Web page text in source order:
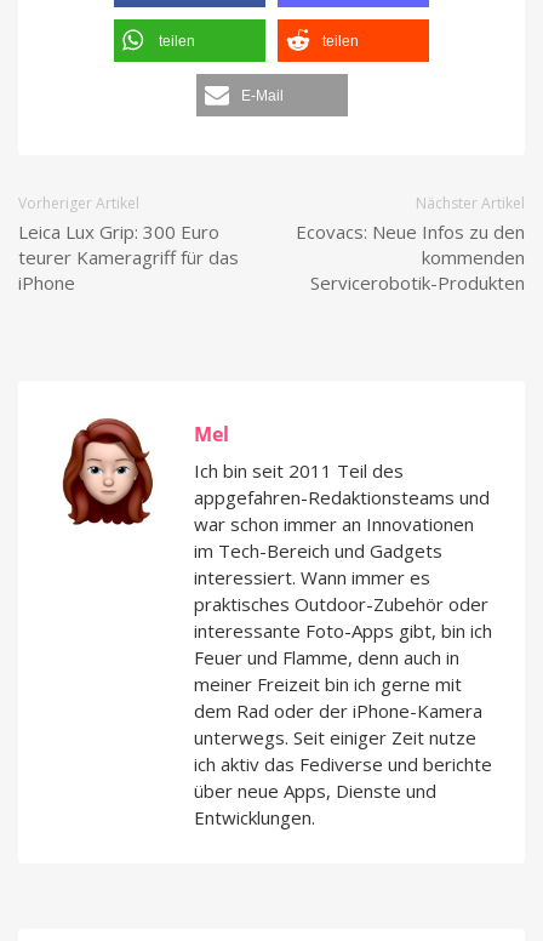
teilen teilen
E-Mail
Vorheriger Artikel
Leica Lux Grip: 300 Euro
teurer Kameragriff für das
iPhone
Nächster Artikel
Ecovacs: Neue Infos zu den
kommenden
Servicerobotik-Produkten
Mel
Ich bin seit 2011 Teil des
appgefahren-Redaktionsteams und
war schon immer an Innovationen
im Tech-Bereich und Gadgets
interessiert. Wann immer es
praktisches Outdoor-Zubehör oder
interessante Foto-Apps gibt, bin ich
Feuer und Flamme, denn auch in
meiner Freizeit bin ich gerne mit
dem Rad oder der iPhone-Kamera
unterwegs. Seit einiger Zeit nutze
ich aktiv das Fediverse und berichte
über neue Apps, Dienste und
Entwicklungen.